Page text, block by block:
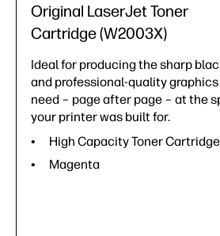
Original LaserJet Toner
Cartridge (W2003X)
Ideal for producing the sharp
and professional-quality graphics
need – page after page – at the
your printer was built for.
High Capacity Toner
Magenta